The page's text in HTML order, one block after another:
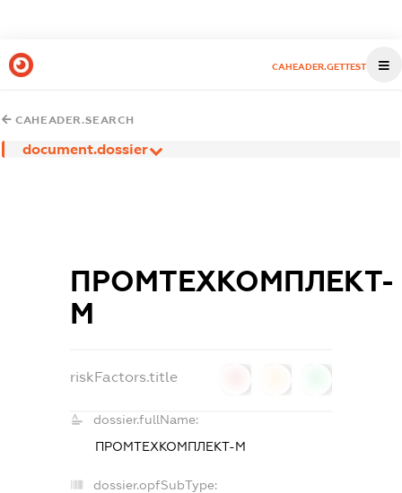
CAHEADER.GETTEST
CAHEADER.SEARCH
document.dossier
ПРОМТЕХКОМПЛЕКТ-
М
riskFactors.title
dossier.fullName:
ПРОМТЕХКОМПЛЕКТ-М
dossier.opfSubType: